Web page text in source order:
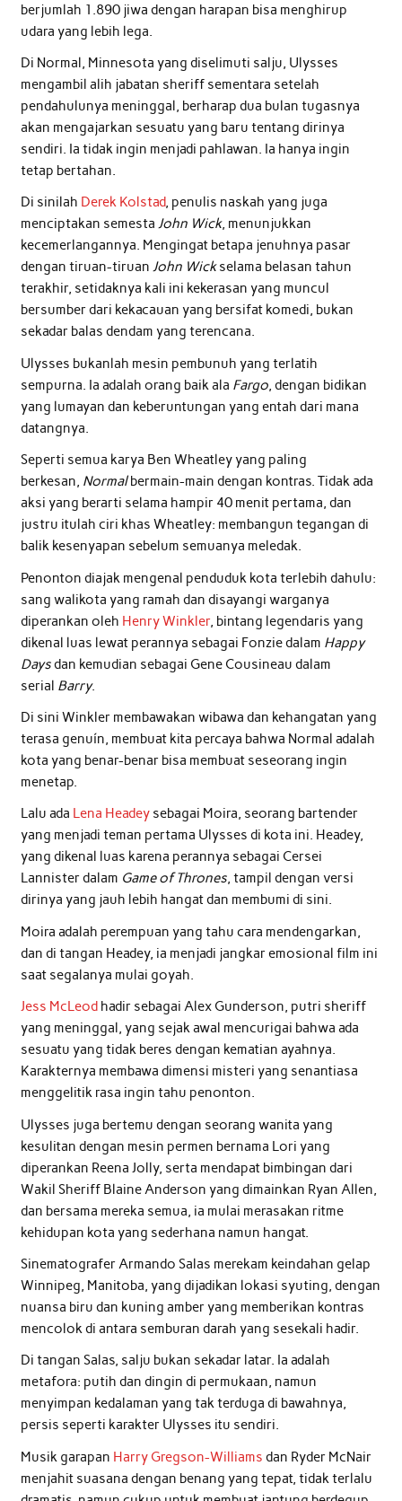
berjumlah 1.890 jiwa dengan harapan bisa menghirup
udara yang lebih lega.
Di Normal, Minnesota yang diselimuti salju, Ulysses
mengambil alih jabatan sheriff sementara setelah
pendahulunya meninggal, berharap dua bulan tugasnya
akan mengajarkan sesuatu yang baru tentang dirinya
sendiri. Ia tidak ingin menjadi pahlawan. Ia hanya ingin
tetap bertahan.
Di sinilah Derek Kolstad, penulis naskah yang juga
menciptakan semesta John Wick, menunjukkan
kecemerlangannya. Mengingat betapa jenuhnya pasar
dengan tiruan-tiruan John Wickselama belasan tahun
terakhir, setidaknya kali ini kekerasan yang muncul
bersumber dari kekacauan yang bersifat komedi, bukan
sekadar balas dendam yang terencana.
Ulysses bukanlah mesin pembunuh yang terlatih
sempurna. Ia adalah orang baik ala Fargo, dengan bidikan
yang lumayan dan keberuntungan yang entah dari mana
datangnya.
Seperti semua karya Ben Wheatley yang paling
berkesan, Normalbermain-main dengan kontras. Tidak ada
aksi yang berarti selama hampir 40 menit pertama, dan
justru itulah ciri khas Wheatley: membangun tegangan di
balik kesenyapan sebelum semuanya meledak.
Penonton diajak mengenal penduduk kota terlebih dahulu:
sang walikota yang ramah dan disayangi warganya
diperankan oleh Henry Winkler, bintang legendaris yang
dikenal luas lewat perannya sebagai Fonzie dalam Happy
Daysdan kemudian sebagai Gene Cousineau dalam
serial Barry.
Di sini Winkler membawakan wibawa dan kehangatan yang
terasa genuín, membuat kita percaya bahwa Normal adalah
kota yang benar-benar bisa membuat seseorang ingin
menetap.
Lalu ada Lena Headeysebagai Moira, seorang bartender
yang menjadi teman pertama Ulysses di kota ini. Headey,
yang dikenal luas karena perannya sebagai Cersei
Lannister dalam Game of Thrones, tampil dengan versi
dirinya yang jauh lebih hangat dan membumi di sini.
Moira adalah perempuan yang tahu cara mendengarkan,
dan di tangan Headey, ia menjadi jangkar emosional film ini
saat segalanya mulai goyah.
Jess McLeodhadir sebagai Alex Gunderson, putri sheriff
yang meninggal, yang sejak awal mencurigai bahwa ada
sesuatu yang tidak beres dengan kematian ayahnya.
Karakternya membawa dimensi misteri yang senantiasa
menggelitik rasa ingin tahu penonton.
Ulysses juga bertemu dengan seorang wanita yang
kesulitan dengan mesin permen bernama Lori yang
diperankan Reena Jolly, serta mendapat bimbingan dari
Wakil Sheriff Blaine Anderson yang dimainkan Ryan Allen,
dan bersama mereka semua, ia mulai merasakan ritme
kehidupan kota yang sederhana namun hangat.
Sinematografer Armando Salas merekam keindahan gelap
Winnipeg, Manitoba, yang dijadikan lokasi syuting, dengan
nuansa biru dan kuning amber yang memberikan kontras
mencolok di antara semburan darah yang sesekali hadir.
Di tangan Salas, salju bukan sekadar latar. Ia adalah
metafora: putih dan dingin di permukaan, namun
menyimpan kedalaman yang tak terduga di bawahnya,
persis seperti karakter Ulysses itu sendiri.
Musik garapan Harry Gregson-Williams dan Ryder McNair
menjahit suasana dengan benang yang tepat, tidak terlalu